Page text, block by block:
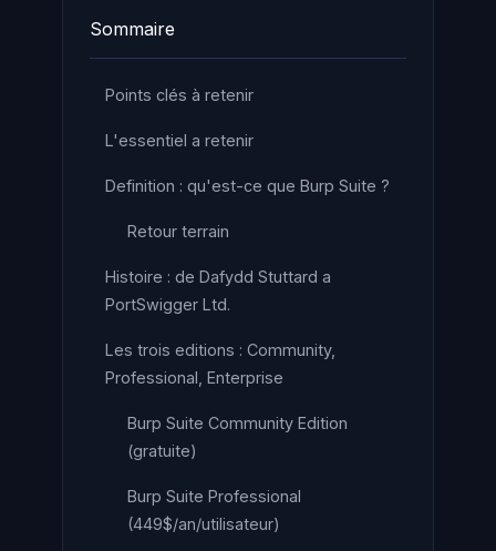
Sommaire
Points clés à retenir
L'essentiel a retenir
Definition : qu'est-ce que Burp Suite ?
Retour terrain
Histoire : de Dafydd Stuttard a
PortSwigger Ltd.
Les trois editions : Community,
Professional, Enterprise
Burp Suite Community Edition
(gratuite)
Burp Suite Professional
(449$/an/utilisateur)